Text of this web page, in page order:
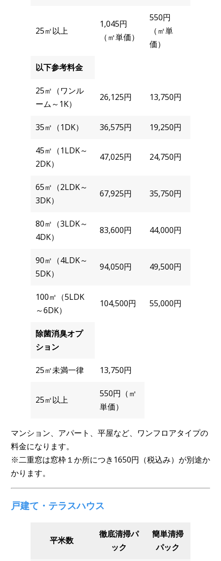
25㎡以上
1,045円
（㎡単価）
550円
（㎡単
価）
以下参考料金
25㎡（ワンル
ーム～1K）
26,125円 13,750円
35㎡（1DK） 36,575円 19,250円
45㎡（1LDK～
2DK）
47,025円 24,750円
65㎡（2LDK～
3DK）
67,925円 35,750円
80㎡（3LDK～
4DK）
83,600円 44,000円
90㎡（4LDK～
5DK）
94,050円 49,500円
100㎡（5LDK
～6DK）
104,500円 55,000円
除菌消臭オプ
ション
25㎡未満一律 13,750円
25㎡以上
550円（㎡
単価）
マンション、アパート、平屋など、ワンフロアタイプの
料金になります。
※二重窓は窓枠１か所につき1650円（税込み）が別途か
かります。
戸建て・テラスハウス
平米数
徹底清掃パ
ック
簡単清掃
パック